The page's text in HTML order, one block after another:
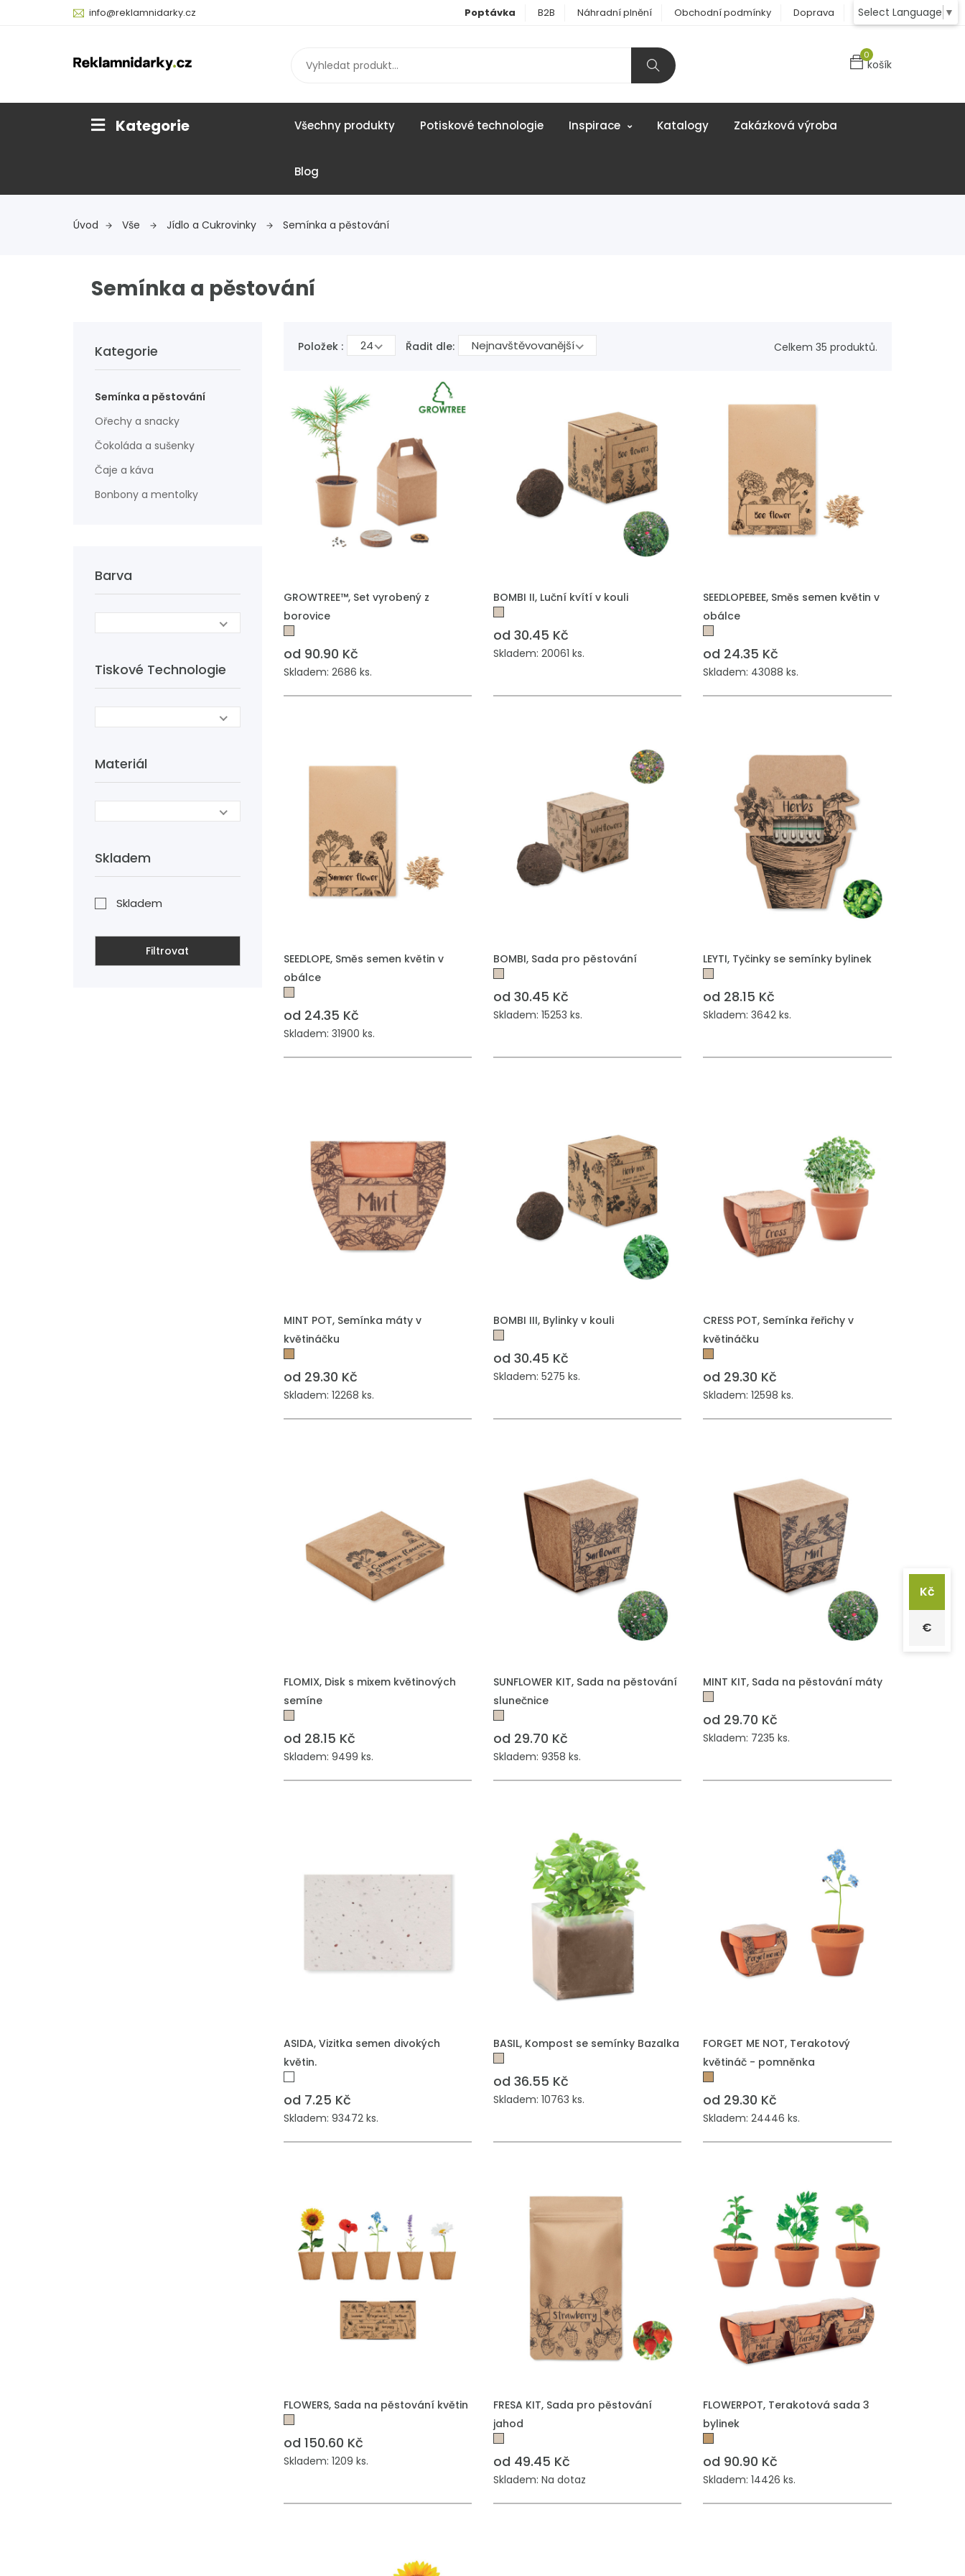
Select Language ▼
info@reklamnidarky.cz Poptávka B2B Náhradní plnění Obchodní podmínky Doprava Kontakt
0
košík
Kategorie Všechny produkty Potiskové technologie Inspirace Katalogy Zakázková výroba
Blog
Úvod Vše Jídlo a Cukrovinky Semínka a pěstování
Semínka a pěstování
Kategorie
Semínka a pěstování
Ořechy a snacky
Čokoláda a sušenky
Čaje a káva
Bonbony a mentolky
Barva
Tiskové Technologie
Materiál
Skladem
Skladem
Filtrovat
Položek : 24 Řadit dle: Nejnavštěvovanější Celkem 35 produktů.
GROWTREE™, Set vyrobený z
borovice
od 90.90 Kč
Skladem: 2686 ks.
BOMBI II, Luční kvítí v kouli
od 30.45 Kč
Skladem: 20061 ks.
SEEDLOPEBEE, Směs semen květin v
obálce
od 24.35 Kč
Skladem: 43088 ks.
SEEDLOPE, Směs semen květin v
obálce
od 24.35 Kč
Skladem: 31900 ks.
BOMBI, Sada pro pěstování
od 30.45 Kč
Skladem: 15253 ks.
LEYTI, Tyčinky se semínky bylinek
od 28.15 Kč
Skladem: 3642 ks.
MINT POT, Semínka máty v
květináčku
od 29.30 Kč
Skladem: 12268 ks.
BOMBI III, Bylinky v kouli
od 30.45 Kč
Skladem: 5275 ks.
CRESS POT, Semínka řeřichy v
květináčku
od 29.30 Kč
Skladem: 12598 ks.
FLOMIX, Disk s mixem květinových
semíne
od 28.15 Kč
Skladem: 9499 ks.
SUNFLOWER KIT, Sada na pěstování
slunečnice
od 29.70 Kč
Skladem: 9358 ks.
MINT KIT, Sada na pěstování máty
od 29.70 Kč
Skladem: 7235 ks.
ASIDA, Vizitka semen divokých
květin.
od 7.25 Kč
Skladem: 93472 ks.
BASIL, Kompost se semínky Bazalka
od 36.55 Kč
Skladem: 10763 ks.
FORGET ME NOT, Terakotový
květináč - pomněnka
od 29.30 Kč
Skladem: 24446 ks.
FLOWERS, Sada na pěstování květin
od 150.60 Kč
Skladem: 1209 ks.
FRESA KIT, Sada pro pěstování
jahod
od 49.45 Kč
Skladem: Na dotaz
FLOWERPOT, Terakotová sada 3
bylinek
od 90.90 Kč
Skladem: 14426 ks.
Kč
€